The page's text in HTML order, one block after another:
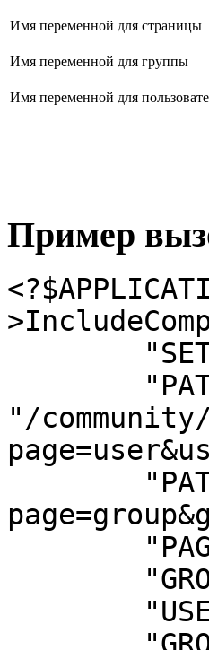
Имя переменной для страницы
Имя переменной для группы
Имя переменной для
Пример
"/